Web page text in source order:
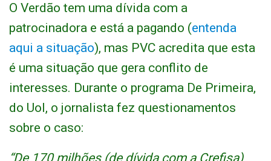
O Verdão tem uma dívida com a
patrocinadora e está a pagando (entenda
aqui a situação), mas PVC acredita que esta
é uma situação que gera conflito de
interesses. Durante o programa De Primeira,
do Uol, o jornalista fez questionamentos
sobre o caso: